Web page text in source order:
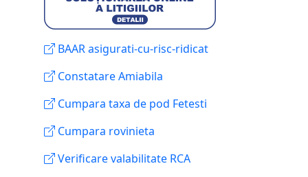
BAAR asigurati-cu-risc-ridicat
Constatare Amiabila
Cumpara taxa de pod Fetesti
Cumpara rovinieta
Verificare valabilitate RCA